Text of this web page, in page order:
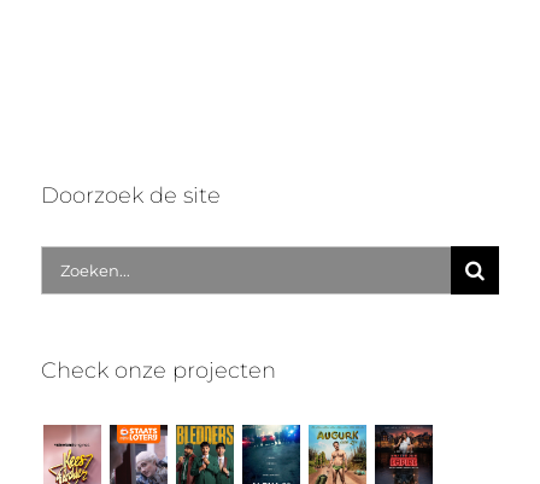
Doorzoek de site
Zoek
naar:
Check onze projecten